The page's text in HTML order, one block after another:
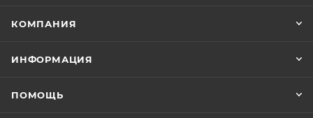
КОМПАНИЯ
ИНФОРМАЦИЯ
ПОМОЩЬ